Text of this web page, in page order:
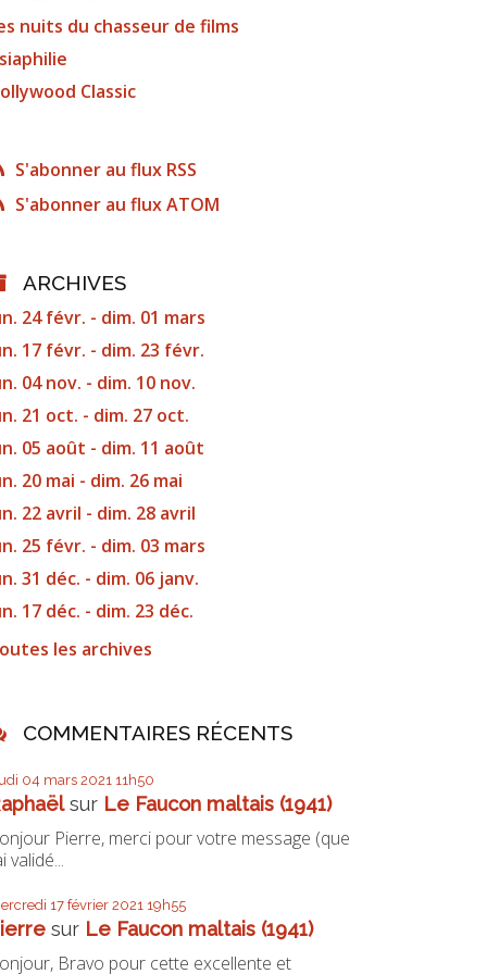
nuits du chasseur de films
Classic
S'abonner au flux RSS
S'abonner au flux ATOM
ARCHIVES
24 févr. - dim. 01 mars
17 févr. - dim. 23 févr.
04 nov. - dim. 10 nov.
21 oct. - dim. 27 oct.
05 août - dim. 11 août
20 mai - dim. 26 mai
22 avril - dim. 28 avril
25 févr. - dim. 03 mars
31 déc. - dim. 06 janv.
17 déc. - dim. 23 déc.
les archives
COMMENTAIRES RÉCENTS
04 mars 2021 11h50
sur Le Faucon maltais (1941)
Pierre, merci pour votre message (que
validé...
17 février 2021 19h55
sur Le Faucon maltais (1941)
Bravo pour cette excellente et